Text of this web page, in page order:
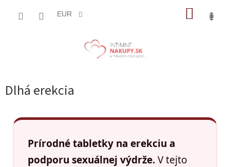
EUR
Dlhá erekcia
Prírodné tabletky na erekciu a
podporu sexuálnej výdrže.V tejto